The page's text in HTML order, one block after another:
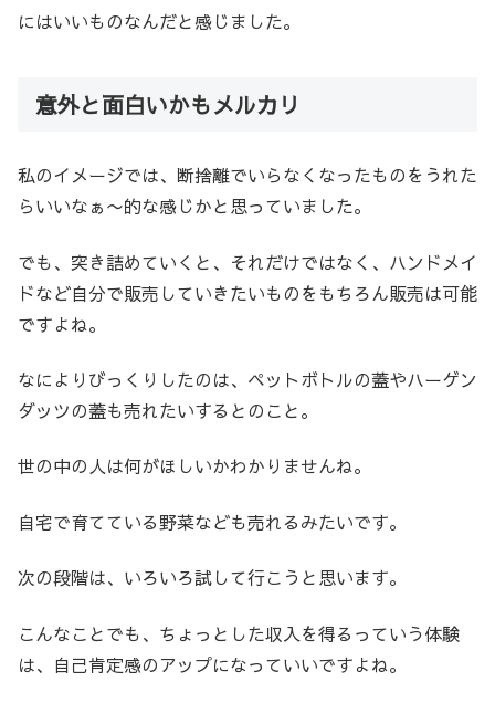
にはいいものなんだと感じました。
意外と面白いかもメルカリ
私のイメージでは、断捨離でいらなくなったものをうれた
らいいなぁ〜的な感じかと思っていました。
でも、突き詰めていくと、それだけではなく、ハンドメイ
ドなど自分で販売していきたいものをもちろん販売は可能
ですよね。
なによりびっくりしたのは、ペットボトルの蓋やハーゲン
ダッツの蓋も売れたいするとのこと。
世の中の人は何がほしいかわかりませんね。
自宅で育てている野菜なども売れるみたいです。
次の段階は、いろいろ試して行こうと思います。
こんなことでも、ちょっとした収入を得るっていう体験
は、自己肯定感のアップになっていいですよね。